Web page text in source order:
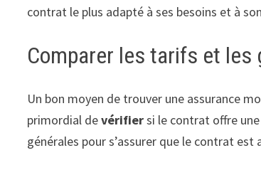
contrat le plus adapté à ses besoins et à
Comparer les tarifs et les
Un bon moyen de trouver une assurance
primordial devérifiersi le contrat offre
générales pour s’assurer que le contrat